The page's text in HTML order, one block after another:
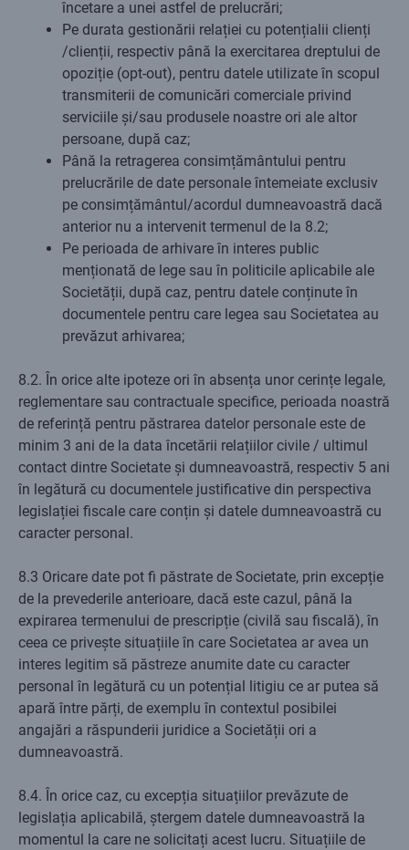
încetare a unei astfel de prelucrări;
Pe durata gestionării relației cu potențialii clienți
/clienții, respectiv până la exercitarea dreptului de
opoziție (opt-out), pentru datele utilizate în scopul
transmiterii de comunicări comerciale privind
serviciile și/sau produsele noastre ori ale altor
persoane, după caz;
Până la retragerea consimțământului pentru
prelucrările de date personale întemeiate exclusiv
pe consimțământul/acordul dumneavoastră dacă
anterior nu a intervenit termenul de la 8.2;
Pe perioada de arhivare în interes public
menționată de lege sau în politicile aplicabile ale
Societății, după caz, pentru datele conținute în
documentele pentru care legea sau Societatea au
prevăzut arhivarea;
8.2. În orice alte ipoteze ori în absența unor cerințe legale,
reglementare sau contractuale specifice, perioada noastră
de referință pentru păstrarea datelor personale este de
minim 3 ani de la data încetării relațiilor civile / ultimul
contact dintre Societate și dumneavoastră, respectiv 5 ani
în legătură cu documentele justificative din perspectiva
legislației fiscale care conțin și datele dumneavoastră cu
caracter personal.
8.3 Oricare date pot fi păstrate de Societate, prin excepție
de la prevederile anterioare, dacă este cazul, până la
expirarea termenului de prescripție (civilă sau fiscală), în
ceea ce privește situațiile în care Societatea ar avea un
interes legitim să păstreze anumite date cu caracter
personal în legătură cu un potențial litigiu ce ar putea să
apară între părți, de exemplu în contextul posibilei
angajări a răspunderii juridice a Societății ori a
dumneavoastră.
8.4. În orice caz, cu excepția situațiilor prevăzute de
legislația aplicabilă, ștergem datele dumneavoastră la
momentul la care ne solicitați acest lucru. Situațiile de